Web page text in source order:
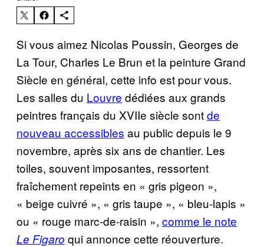
Si vous aimez Nicolas Poussin, Georges de
La Tour, Charles Le Brun et la peinture Grand
Siècle en général, cette info est pour vous.
Les salles du Louvre dédiées aux grands
peintres français du XVIIe siècle sontde
nouveau accessibles au public depuis le 9
novembre, après six ans de chantier. Les
toiles, souvent imposantes, ressortent
fraîchement repeints en « gris pigeon »,
« beige cuivré », « gris taupe », « bleu-lapis »
ou « rouge marc-de-raisin », comme le note
Le Figaro qui annonce cette réouverture.